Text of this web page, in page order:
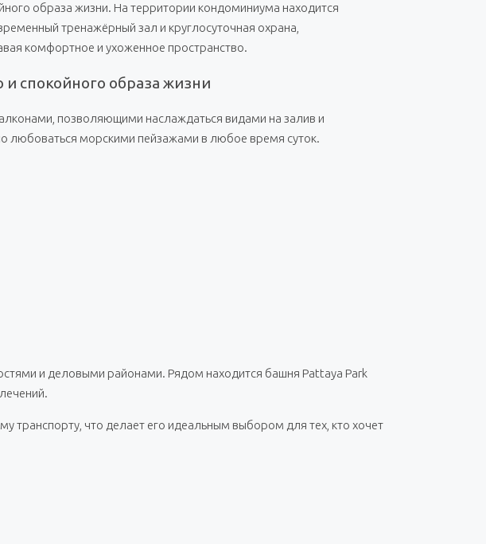
образа жизни. На территории кондоминиума находится
тренажёрный зал и круглосуточная охрана,
комфортное и ухоженное пространство.
спокойного образа жизни
позволяющими наслаждаться видами на залив и
любоваться морскими пейзажами в любое время суток.
и деловыми районами. Рядом находится башня Pattaya Park
что делает его идеальным выбором для тех, кто хочет